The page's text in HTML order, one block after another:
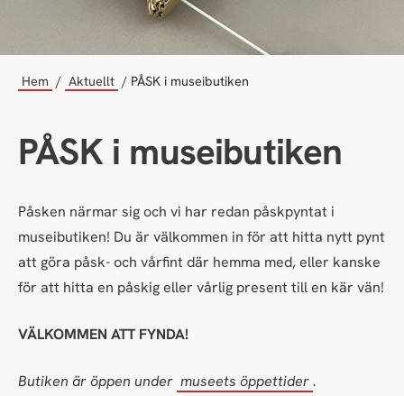
Hem Aktuellt PÅSK i museibutiken
PÅSK i museibutiken
Påsken närmar sig och vi har redan påskpyntat i
museibutiken! Du är välkommen in för att hitta nytt pynt
att göra påsk- och vårfint där hemma med, eller kanske
för att hitta en påskig eller vårlig present till en kär vän!
VÄLKOMMEN ATT FYNDA!
Butiken är öppen under museets öppettider.